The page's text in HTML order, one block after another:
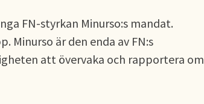
FN-styrkan Minurso:s mandat.
är den enda av FN:s
att övervaka och rapportera om